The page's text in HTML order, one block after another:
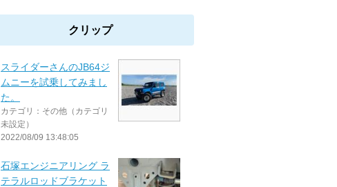
クリップ
スライダーさんのJB64ジ
ムニーを試乗してみまし
た。
カテゴリ：その他（カテゴリ
未設定）
2022/08/09 13:48:05
石塚エンジニアリング ラ
テラルロッドブラケット